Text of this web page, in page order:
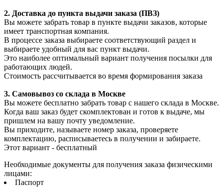
2. Доставка до пункта выдачи заказа (ПВЗ)
Вы можете забрать товар в пункте выдачи заказов, которые
имеет транспортная компания.
В процессе заказа выбираете соответствующий раздел и
выбираете удобный для вас пункт выдачи.
Это наиболее оптимальный вариант получения посылки для
работающих людей.
Стоимость рассчитывается во время формирования заказа
3. Самовывоз со склада в Москве
Вы можете бесплатно забрать товар с нашего склада в Москве.
Когда ваш заказ будет скомплектован и готов к выдаче, мы
пришлем на вашу почту уведомление.
Вы приходите, называете номер заказа, проверяете
комплектацию, расписываетесь в получении и забираете.
Этот вариант - бесплатный
Необходимые документы для получения заказа физическими
лицами:
Паспорт